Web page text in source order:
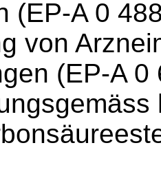
(EP-A 0
von
(EP-A 0